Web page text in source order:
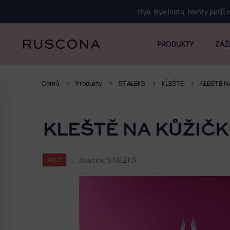
obsah
Bye, Bye Insta. Nehty patří
PRODUKTY
Domů Produkty STALEKS KLEŠTĚ KLEŠTĚ
o
s
r
a
KLEŠTĚ NA
AKCE Značka: STALEKS